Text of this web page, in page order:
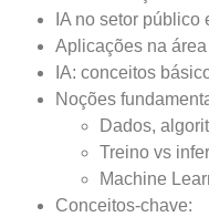
IA no setor público
Aplicações na
IA: conceitos
Noções
Dados,
Treino vs
Machine
Conceitos-chave: